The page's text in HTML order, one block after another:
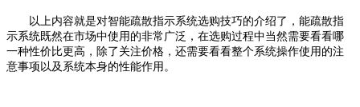
以上内容就是对智能疏散指示系统选购技巧的介绍了，能疏散指
示系统既然在市场中使用的非常广泛，在选购过程中当然需要看看哪
一种性价比更高，除了关注价格，还需要看看整个系统操作使用的注
意事项以及系统本身的性能作用。